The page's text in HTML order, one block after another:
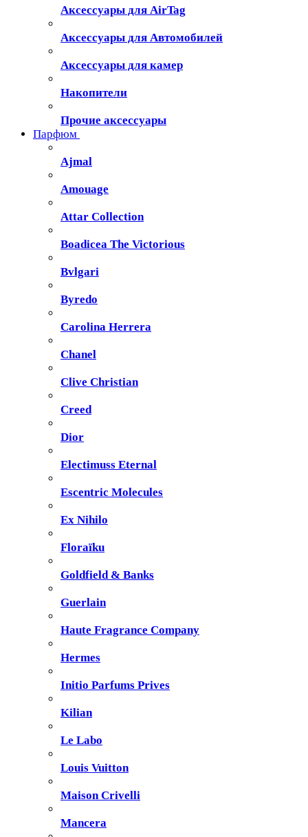
Аксессуары для AirTag
Аксессуары для Автомобилей
Аксессуары для камер
Накопители
Прочие аксессуары
Парфюм
Ajmal
Amouage
Attar Collection
Boadicea The Victorious
Bvlgari
Byredo
Carolina Herrera
Chanel
Clive Christian
Creed
Dior
Electimuss Eternal
Escentric Molecules
Ex Nihilo
Floraïku
Goldfield & Banks
Guerlain
Haute Fragrance Company
Hermes
Initio Parfums Prives
Kilian
Le Labo
Louis Vuitton
Maison Crivelli
Mancera